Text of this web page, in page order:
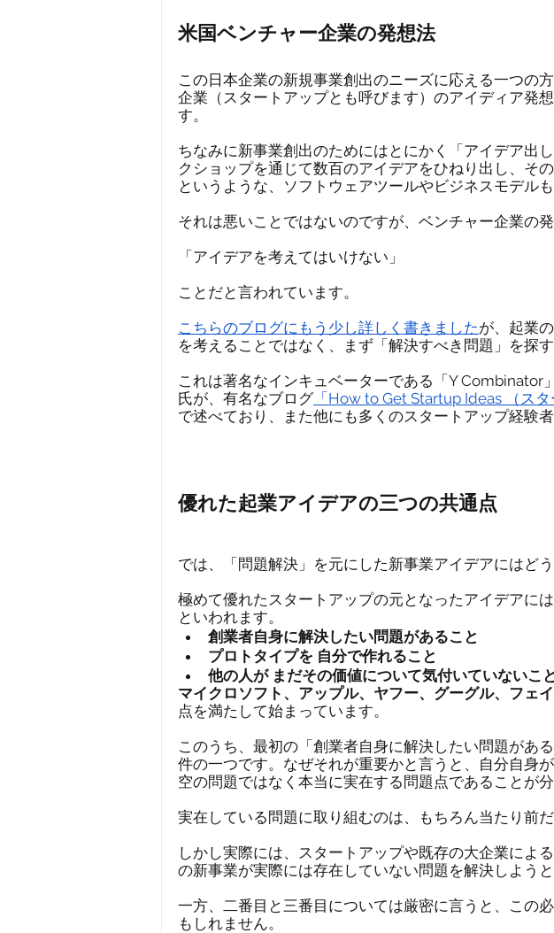
米国ベンチャー企業の発想法
この日本企業の新規事業創出のニーズに応える一つの
企業（スタートアップとも呼びます）のアイディア発
す。
ちなみに新事業創出のためにはとにかく「アイデア出
クショップを通じて数百のアイデアをひねり出し、そ
というような、ソフトウェアツールやビジネスモデル
それは悪いことではないのですが、ベンチャー企業の
「アイデアを考えてはいけない」
ことだと言われています。
こちらのブログにもう少し詳しく書きましたが、起業
を考えることではなく、まず「解決すべき問題」を探
これは著名なインキュベーターである「Y Combinator
氏が、有名なブログ「How to Get Startup Ideas （スタ
で述べており、また他にも多くのスタートアップ経験
優れた起業アイデアの三つの共通点
では、「問題解決」を元にした新事業アイデアにはど
極めて優れたスタートアップの元となったアイデアに
といわれます。
創業者自身に解決したい問題があること
プロトタイプを 自分で作れること
他の人が まだその価値について気付いていないこ
マイクロソフト、アップル、ヤフー、グーグル、フェ
点を満たして始まっています。
このうち、最初の「創業者自身に解決したい問題があ
件の一つです。なぜそれが重要かと言うと、自分自身
空の問題ではなく本当に実在する問題点であることが分
実在している問題に取り組むのは、もちろん当たり前
しかし実際には、スタートアップや既存の大企業によ
の新事業が実際には存在していない問題を解決しよう
一方、二番目と三番目については厳密に言うと、この
もしれません。